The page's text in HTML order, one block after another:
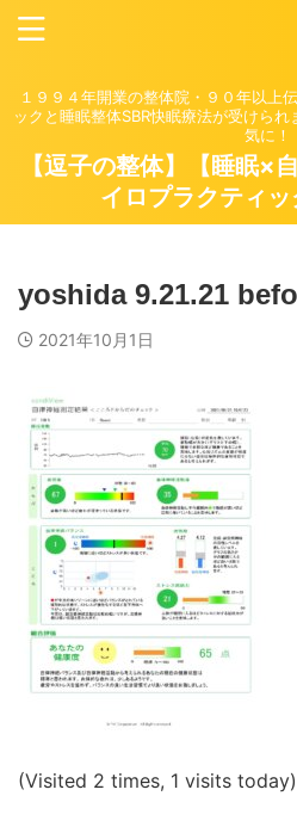
１９９４年開業の整体院・９０年以上
ックと睡眠整体SBR快眠療法が受けら
気に！
【逗子の整体】【睡眠×
イロプラクティ
yoshida 9.21.21
2021年10月1日
(Visited 2 times, 1 visits today)